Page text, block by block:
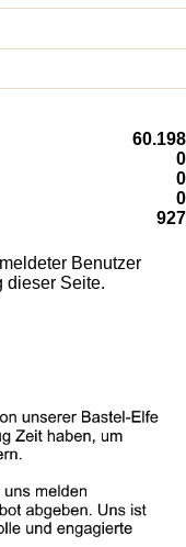
60.198
0
0
0
927
Benutzer
dieser Seite.